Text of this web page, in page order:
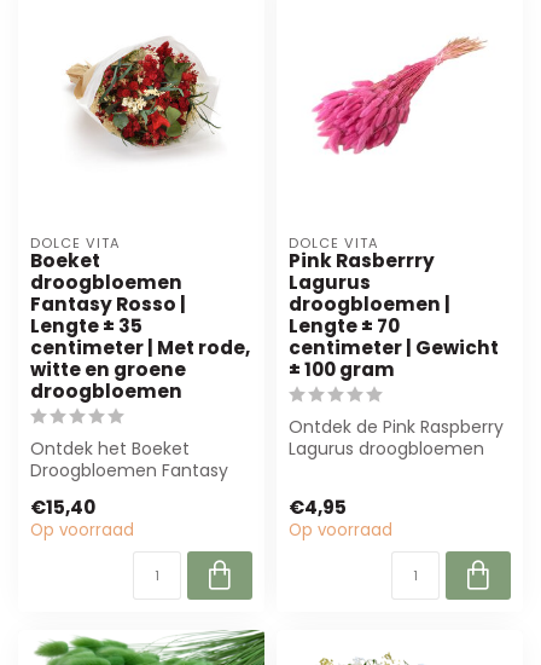
DOLCE VITA
Boeket
droogbloemen
Fantasy Rosso |
Lengte ± 35
centimeter | Met rode,
witte en groene
droogbloemen
Ontdek het Boeket
Droogbloemen Fantasy
rijke rode, witt...
€15,40
Op voorraad
DOLCE VITA
Pink Rasberrry
Lagurus
droogbloemen |
Lengte ± 70
centimeter | Gewicht
± 100 gram
Ontdek de Pink Raspberry
Lagurus droogbloemen
€4,95
Op voorraad